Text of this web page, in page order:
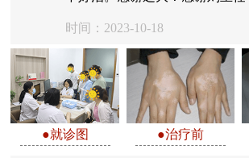
时间：2023-10-18
●就诊图 ●治疗前